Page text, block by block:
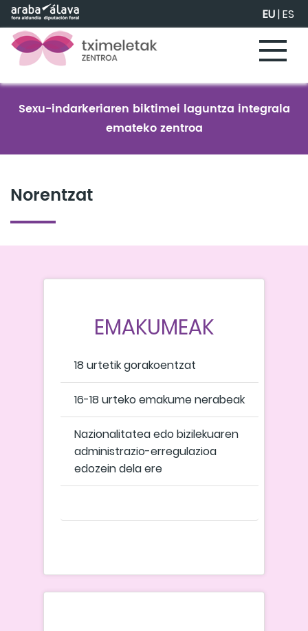
Eduki nagusira joan EU|ES
Sexu-indarkeriaren biktimei laguntza integrala
emateko zentroa
Norentzat
EMAKUMEAK
18 urtetik gorakoentzat
16-18 urteko emakume nerabeak
Nazionalitatea edo bizilekuaren
administrazio-erregulazioa
edozein dela ere